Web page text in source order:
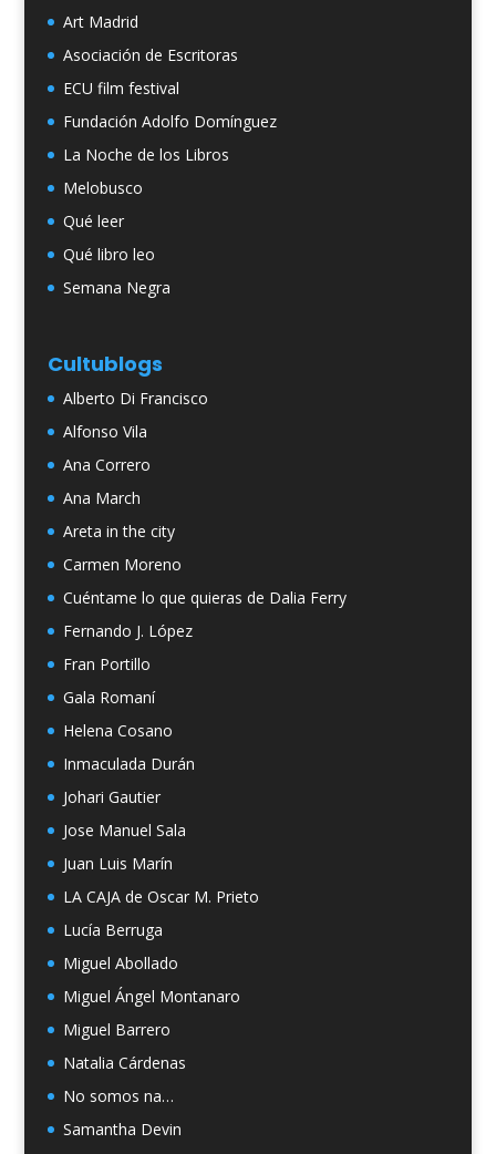
Art Madrid
Asociación de Escritoras
ECU film festival
Fundación Adolfo Domínguez
La Noche de los Libros
Melobusco
Qué leer
Qué libro leo
Semana Negra
Cultublogs
Alberto Di Francisco
Alfonso Vila
Ana Correro
Ana March
Areta in the city
Carmen Moreno
Cuéntame lo que quieras de Dalia Ferry
Fernando J. López
Fran Portillo
Gala Romaní
Helena Cosano
Inmaculada Durán
Johari Gautier
Jose Manuel Sala
Juan Luis Marín
LA CAJA de Oscar M. Prieto
Lucía Berruga
Miguel Abollado
Miguel Ángel Montanaro
Miguel Barrero
Natalia Cárdenas
No somos na…
Samantha Devin